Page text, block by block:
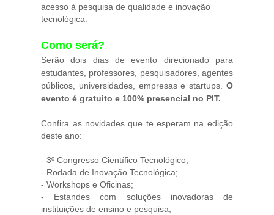
acesso à pesquisa de qualidade e inovação
tecnológica.
Como será?
Serão dois dias de evento direcionado para
estudantes, professores, pesquisadores, agentes
públicos, universidades, empresas e startups.
O
evento é gratuito e 100% presencial no PIT.
Confira as novidades que te esperam na edição
deste ano:
- 3º Congresso Científico Tecnológico;
- Rodada de Inovação Tecnológica;
- Workshops e Oficinas;
- Estandes com soluções inovadoras de
instituições de ensino e pesquisa;